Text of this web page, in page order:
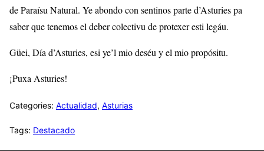
de Paraísu Natural. Ye abondo con sentinos parte d’Asturies pa
saber que tenemos el deber colectivu de protexer esti legáu.
Güei, Día d’Asturies, esi ye’l mio deséu y el mio propósitu.
¡Puxa Asturies!
Categories: Actualidad, Asturias
Tags: Destacado